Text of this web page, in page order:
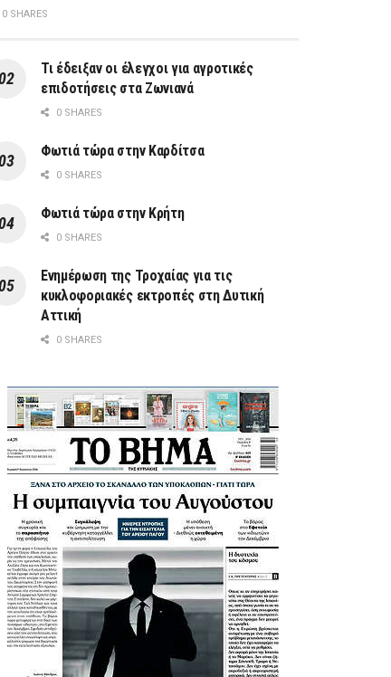
0 SHARES
Τι έδειξαν οι έλεγχοι για αγροτικές
επιδοτήσεις στα Ζωνιανά
0 SHARES
Φωτιά τώρα στην Καρδίτσα
0 SHARES
Φωτιά τώρα στην Κρήτη
0 SHARES
Ενημέρωση της Τροχαίας για τις
κυκλοφοριακές εκτροπές στη Δυτική
Αττική
0 SHARES